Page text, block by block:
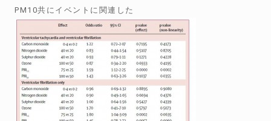
PM10共にイベントに関連した